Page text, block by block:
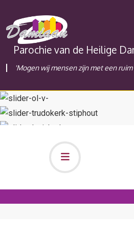
Parochie van de Heilige
'Mogen wij mensen zijn met een